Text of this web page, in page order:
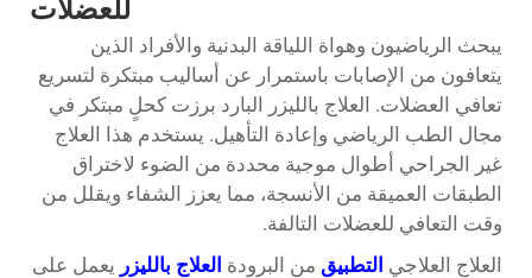
للعضلات
يبحث الرياضيون وهواة اللياقة البدنية والأفراد الذين
يتعافون من الإصابات باستمرار عن أساليب مبتكرة لتسريع
تعافي العضلات. العلاج بالليزر البارد برزت كحلٍ مبتكر في
مجال الطب الرياضي وإعادة التأهيل. يستخدم هذا العلاج
غير الجراحي أطوال موجية محددة من الضوء لاختراق
الطبقات العميقة من الأنسجة، مما يعزز الشفاء ويقلل من
وقت التعافي للعضلات التالفة.
العلاج العلاجي التطبيق من البرودة العلاج بالليزر يعمل على